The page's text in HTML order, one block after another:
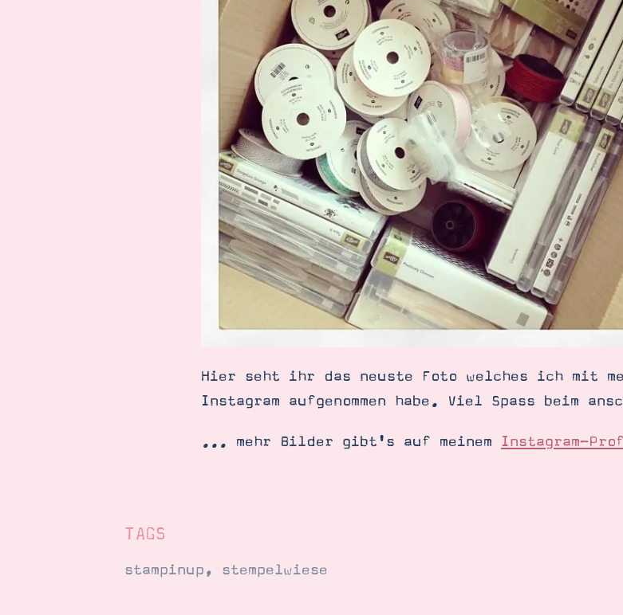
Datenschutz
SUCHE
Hier seht ihr das neuste Foto welches ich mit
Instagram aufgenommen habe. Viel Spass beim
... mehr Bilder gibt's auf meinem Instagram-
TAGS
stampinup, stempelwiese